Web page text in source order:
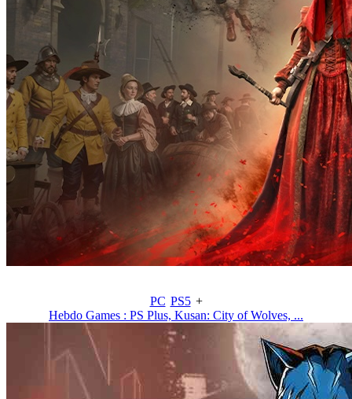
PC PS5 +
Hebdo Games : PS Plus, Kusan: City of Wolves, ...